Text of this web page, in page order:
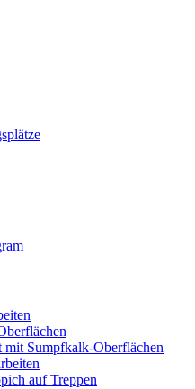
Sumpfkalk-Oberflächen
auf Treppen